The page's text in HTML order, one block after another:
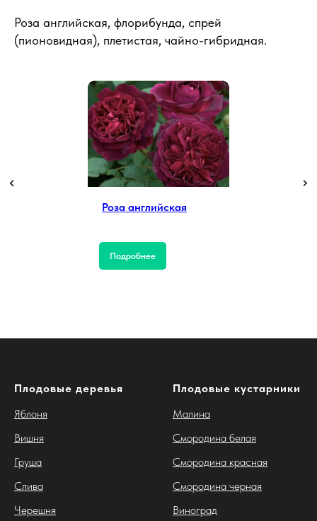
Роза английская, флорибунда, спрей
(пионовидная), плетистая, чайно-гибридная.
Роза английская
Подробнее
Плодовые деревья
Яблоня
Вишня
Груша
Слива
Черешня
Плодовые кустарники
Малина
Смородина белая
Смородина красная
Смородина черная
Виноград